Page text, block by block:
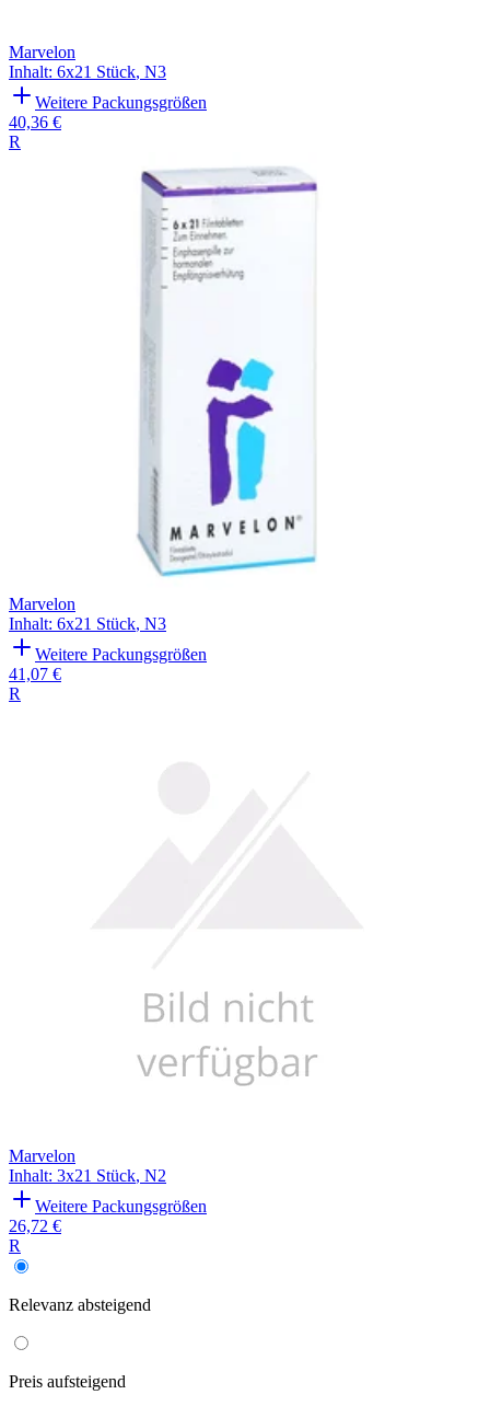
Marvelon
Inhalt: 6x21 Stück, N3
Weitere Packungsgrößen
40,36 €
R
Marvelon
Inhalt: 6x21 Stück, N3
Weitere Packungsgrößen
41,07 €
R
Marvelon
Inhalt: 3x21 Stück, N2
Weitere Packungsgrößen
26,72 €
R
Relevanz absteigend
Preis aufsteigend